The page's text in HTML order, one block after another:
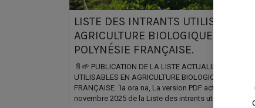
LISTE DES INTRANTS UTILISABLES
AGRICULTURE BIOLOGIQUE (UAB)
POLYNÉSIE FRANÇAISE.
📄🌱 PUBLICATION DE LA LISTE ACTUALISÉE DES
UTILISABLES EN AGRICULTURE BIOLOGIQUE EN
FRANÇAISE ​ ‘Ia ora na, La version PDF actualisée de
novembre 2025 de la Liste des intrants utilis...